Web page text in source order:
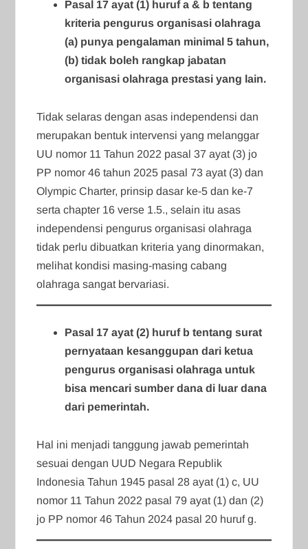
Pasal 17 ayat (1) huruf a & b tentang
kriteria pengurus organisasi olahraga
(a) punya pengalaman minimal 5 tahun,
(b) tidak boleh rangkap jabatan
organisasi olahraga prestasi yang lain.
Tidak selaras dengan asas independensi dan
merupakan bentuk intervensi yang melanggar
UU nomor 11 Tahun 2022 pasal 37 ayat (3) jo
PP nomor 46 tahun 2025 pasal 73 ayat (3) dan
Olympic Charter, prinsip dasar ke-5 dan ke-7
serta chapter 16 verse 1.5., selain itu asas
independensi pengurus organisasi olahraga
tidak perlu dibuatkan kriteria yang dinormakan,
melihat kondisi masing-masing cabang
olahraga sangat bervariasi.
Pasal 17 ayat (2) huruf b tentang surat
pernyataan kesanggupan dari ketua
pengurus organisasi olahraga untuk
bisa mencari sumber dana di luar dana
dari pemerintah.
Hal ini menjadi tanggung jawab pemerintah
sesuai dengan UUD Negara Republik
Indonesia Tahun 1945 pasal 28 ayat (1) c, UU
nomor 11 Tahun 2022 pasal 79 ayat (1) dan (2)
jo PP nomor 46 Tahun 2024 pasal 20 huruf g.